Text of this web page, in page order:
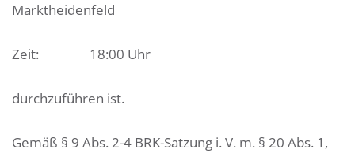
Marktheidenfeld
Zeit: 18:00 Uhr
durchzuführen ist.
Gemäß § 9 Abs. 2-4 BRK-Satzung i. V. m. § 20 Abs. 1,